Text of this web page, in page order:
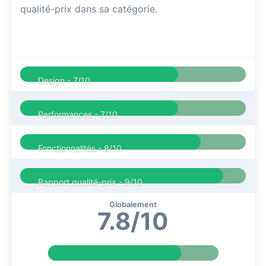
qualité-prix dans sa catégorie.
Design -7/10
Performances -7/10
Fonctionnalités -8/10
Rapport qualité-prix -9/10
Globalement
7.8/10